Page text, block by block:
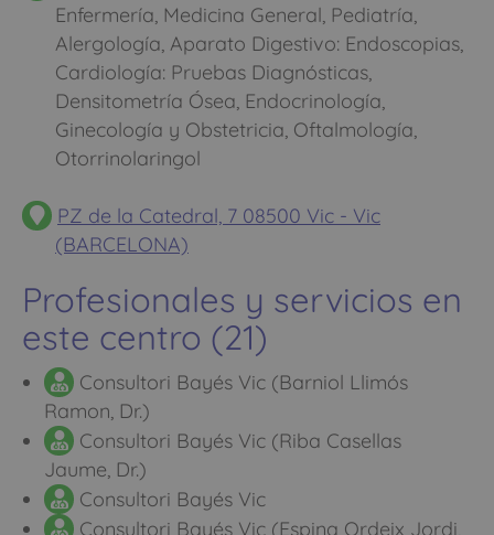
Enfermería, Medicina General, Pediatría,
Alergología, Aparato Digestivo: Endoscopias,
Cardiología: Pruebas Diagnósticas,
Densitometría Ósea, Endocrinología,
Ginecología y Obstetricia, Oftalmología,
Otorrinolaringol
PZ de la Catedral, 7 08500 Vic - Vic
(BARCELONA)
Profesionales y servicios en
este centro (21)
Consultori Bayés Vic (Barniol Llimós
Ramon, Dr.)
Consultori Bayés Vic (Riba Casellas
Jaume, Dr.)
Consultori Bayés Vic
Consultori Bayés Vic (Espina Ordeix Jordi,